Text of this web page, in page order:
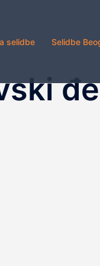
selidbe Selidbe